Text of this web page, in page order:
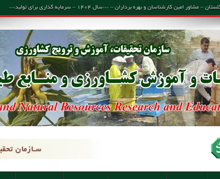
کارشناسان و بهره برداران – ***سال ۱۴۰۴ – سرمایه گذاری برای تولید***